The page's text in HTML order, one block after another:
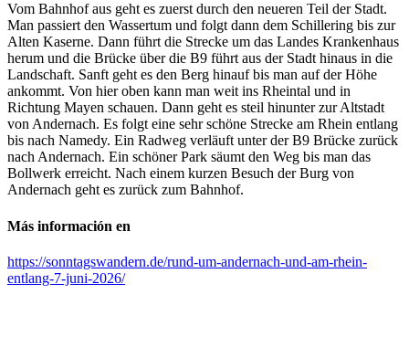
Vom Bahnhof aus geht es zuerst durch den neueren Teil der Stadt.
Man passiert den Wassertum und folgt dann dem Schillering bis zur
Alten Kaserne. Dann führt die Strecke um das Landes Krankenhaus
herum und die Brücke über die B9 führt aus der Stadt hinaus in die
Landschaft. Sanft geht es den Berg hinauf bis man auf der Höhe
ankommt. Von hier oben kann man weit ins Rheintal und in
Richtung Mayen schauen. Dann geht es steil hinunter zur Altstadt
von Andernach. Es folgt eine sehr schöne Strecke am Rhein entlang
bis nach Namedy. Ein Radweg verläuft unter der B9 Brücke zurück
nach Andernach. Ein schöner Park säumt den Weg bis man das
Bollwerk erreicht. Nach einem kurzen Besuch der Burg von
Andernach geht es zurück zum Bahnhof.
Más información en
https://sonntagswandern.de/rund-um-andernach-und-am-rhein-
entlang-7-juni-2026/